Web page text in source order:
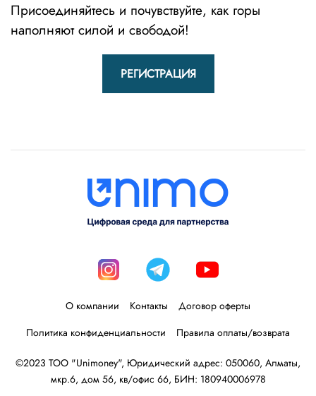
Присоединяйтесь и почувствуйте, как горы
наполняют силой и свободой!
РЕГИСТРАЦИЯ
О компании Контакты
Договор оферты
Политика конфиденциальности
Правила оплаты/возврата
©2023 ТОО "Unimoney", Юридический адрес: 050060, Алматы,
мкр.6, дом 56, кв/офис 66, БИН: 180940006978